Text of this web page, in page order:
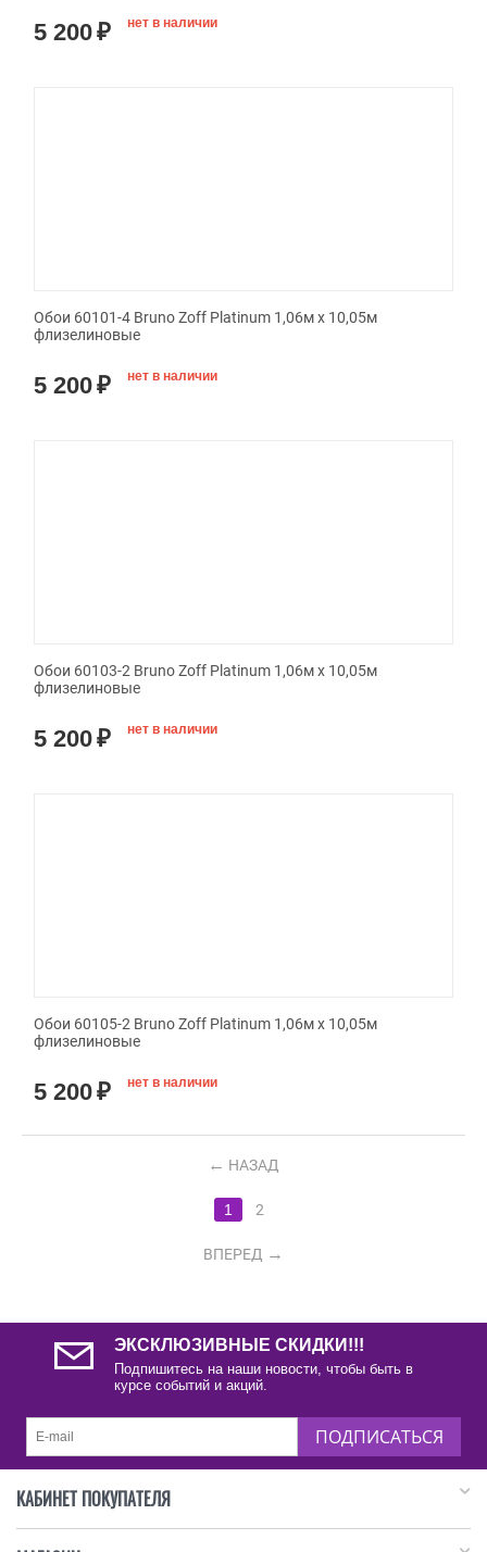
5 200₽ нет в наличии
Обои 60101-4 Bruno Zoff Platinum 1,06м х 10,05м
флизелиновые
5 200₽ нет в наличии
Обои 60103-2 Bruno Zoff Platinum 1,06м х 10,05м
флизелиновые
5 200₽ нет в наличии
Обои 60105-2 Bruno Zoff Platinum 1,06м х 10,05м
флизелиновые
5 200₽ нет в наличии
НАЗАД
1 2
ВПЕРЕД
ЭКСКЛЮЗИВНЫЕ СКИДКИ!!!
Подпишитесь на наши новости, чтобы быть в
курсе событий и акций.
ПОДПИСАТЬСЯ
КАБИНЕТ ПОКУПАТЕЛЯ